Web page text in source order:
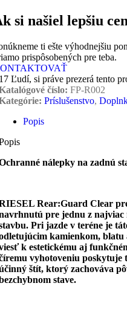
si našiel lepšiu
ti ešte výhodnejšiu
prispôsobených pre teba.
Ľudí, si práve prezerá tento
číslo: FP-R002
Príslušenstvo,
Popis
nálepky na zadnú
Rear:Guard Clear
pre jednu z najviac
Pri jazde v teréne je
kamienkom, blatu
k estetickému aj
vyhotoveniu poskytuje
štít, ktorý zachováva
stave.